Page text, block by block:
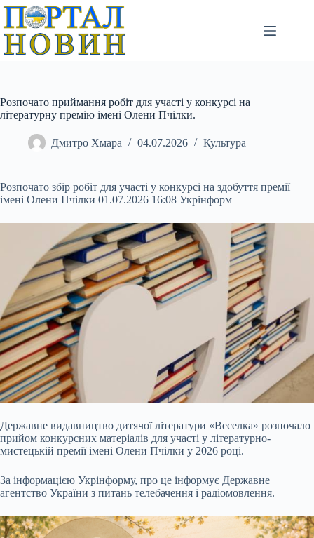
Перейти
вмісту
Розпочато приймання робіт для участі у конкурсі на
літературну премію імені Олени Пчілки.
Дмитро Хмара 04.07.2026 Культура
Розпочато збір робіт для участі у конкурсі на здобуття премії
імені Олени Пчілки 01.07.2026 16:08 Укрінформ
Державне видавництво дитячої літератури «Веселка» розпочало
прийом конкурсних матеріалів для участі у літературно-
мистецькій премії імені Олени Пчілки у 2026 році.
За інформацією Укрінформу, про це інформує Державне
агентство України з питань телебачення і радіомовлення.